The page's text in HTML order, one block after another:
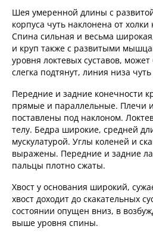
Шея умеренной длины с
корпуса чуть наклонена от
Спина сильная и весьма
и круп также с развитыми
уровня локтевых суставов,
слегка подтянут, линия низа
Передние и задние конечности
прямые и параллельные. Плечи
поставлены под наклоном.
телу. Бедра широкие, средней
мускулатурой. Углы коленей и
выражены. Передние и задние
пальцы плотно сжаты.
Хвост у основания широкий,
хвост доходит до скакательных
состоянии опущен вниз, в
выше уровня спины.